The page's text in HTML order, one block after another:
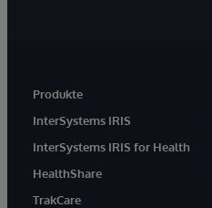
Produkte
InterSystems IRIS
InterSystems IRIS for Health
HealthShare
TrakCare